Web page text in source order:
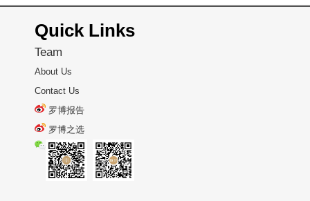
Quick Links
Team
About Us
Contact Us
罗博报告
罗博之选